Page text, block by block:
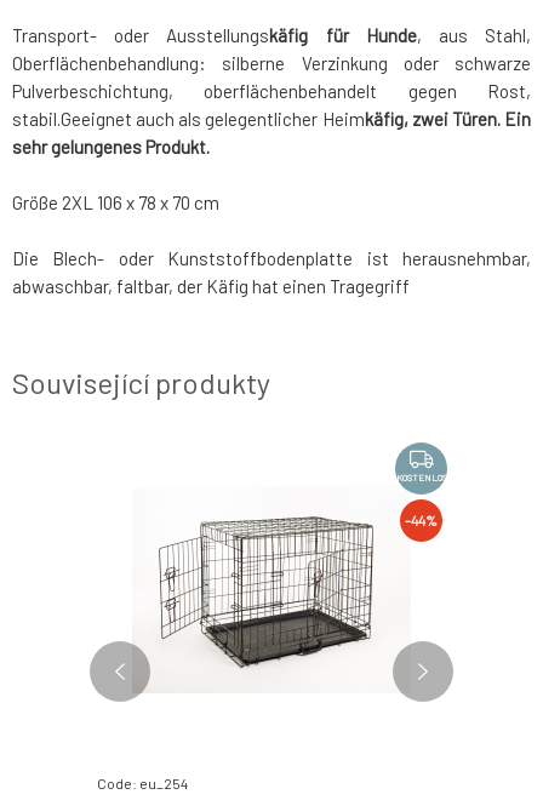
Transport- oder Ausstellungskäfig für Hunde, aus Stahl,
Oberflächenbehandlung: silberne Verzinkung oder schwarze
Pulverbeschichtung, oberflächenbehandelt gegen Rost,
stabil.Geeignet auch als gelegentlicher Heimkäfig, zwei Türen. Ein
sehr gelungenes Produkt.
Größe 2XL 106 x 78 x 70 cm
Die Blech- oder Kunststoffbodenplatte ist herausnehmbar,
abwaschbar, faltbar, der Käfig hat einen Tragegriff
Související produkty
KOSTENLOS
-44%
Code: eu_254